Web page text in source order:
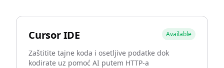
Cursor IDE Available
Zaštitite tajne koda i osetljive podatke dok
kodirate uz pomoć AI putem HTTP-a